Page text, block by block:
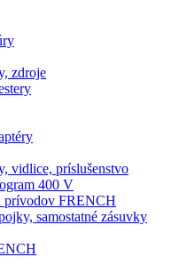
zdroje
vidlice, príslušenstvo
400 V
prívodov FRENCH
samostatné zásuvky